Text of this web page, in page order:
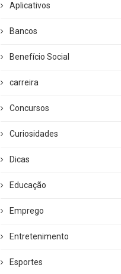
Aplicativos
Bancos
Benefício Social
carreira
Concursos
Curiosidades
Dicas
Educação
Emprego
Entretenimento
Esportes